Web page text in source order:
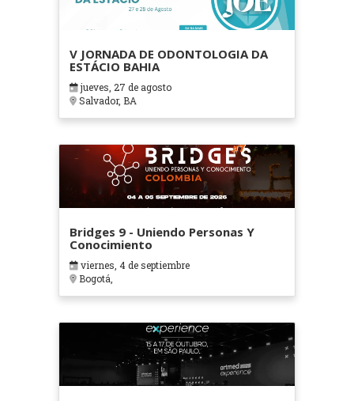
V JORNADA DE ODONTOLOGIA DA
ESTÁCIO BAHIA
jueves, 27 de agosto
Salvador, BA
Bridges 9 - Uniendo Personas Y
Conocimiento
viernes, 4 de septiembre
Bogotá,